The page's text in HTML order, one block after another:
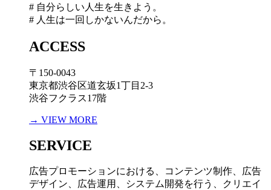
# 自分らしい人生を生きよう。
# 人生は一回しかないんだから。
ACCESS
〒150-0043
東京都渋谷区道玄坂1丁目2-3
渋谷フクラス17階
→ VIEW MORE
SERVICE
広告プロモーションにおける、コンテンツ制作、広告
デザイン、広告運用、システム開発を行う、
クリエイ